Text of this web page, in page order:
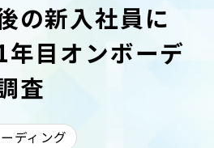
の新入社員に
年目オンボーデ
査
ディング